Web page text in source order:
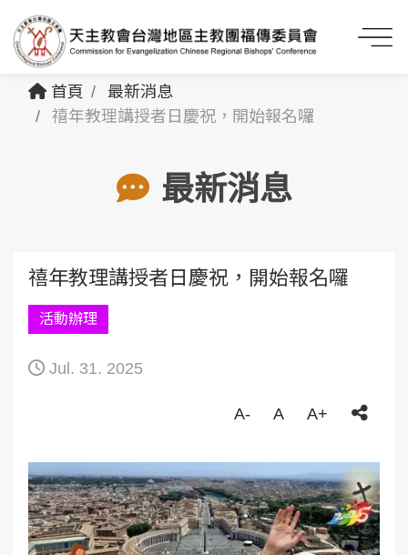
首頁
最新消息
禧年教理講授者日慶祝，開始報名囉
最新消息
禧年教理講授者日慶祝，開始報名囉
活動辦理
Jul. 31. 2025
A- A A+